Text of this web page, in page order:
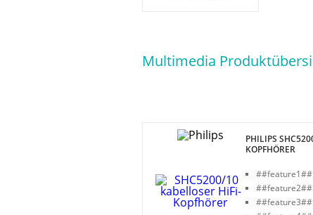
Multimedia
PHILIPS
KOPFHÖRER
##feature1##
##feature2##
##feature3##